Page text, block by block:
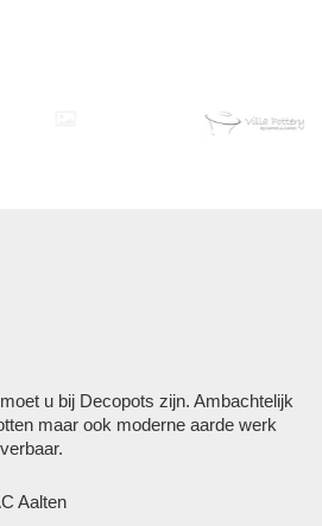
u bij Decopots zijn. Ambachtelijk
maar ook moderne aarde werk
Aalten